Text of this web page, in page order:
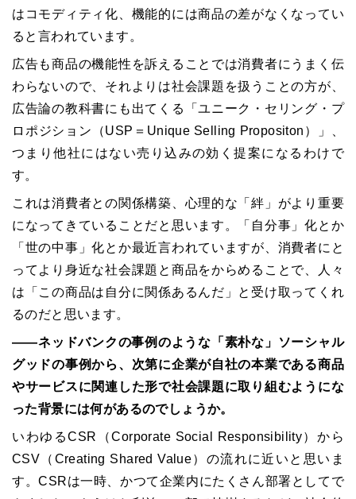
はコモディティ化、機能的には商品の差がなくなってい
ると言われています。
広告も商品の機能性を訴えることでは消費者にうまく伝
わらないので、それよりは社会課題を扱うことの方が、
広告論の教科書にも出てくる「ユニーク・セリング・プ
ロポジション（USP＝Unique Selling Propositon）」、
つまり他社にはない売り込みの効く提案になるわけで
す。
これは消費者との関係構築、心理的な「絆」がより重要
になってきていることだと思います。「自分事」化とか
「世の中事」化とか最近言われていますが、消費者にと
ってより身近な社会課題と商品をからめることで、人々
は「この商品は自分に関係あるんだ」と受け取ってくれ
るのだと思います。
――ネッドバンクの事例のような「素朴な」ソーシャル
グッドの事例から、次第に企業が自社の本業である商品
やサービスに関連した形で社会課題に取り組むようにな
った背景には何があるのでしょうか。
いわゆるCSR（Corporate Social Responsibility）から
CSV（Creating Shared Value）の流れに近いと思いま
す。CSRは一時、かつて企業内にたくさん部署としてで